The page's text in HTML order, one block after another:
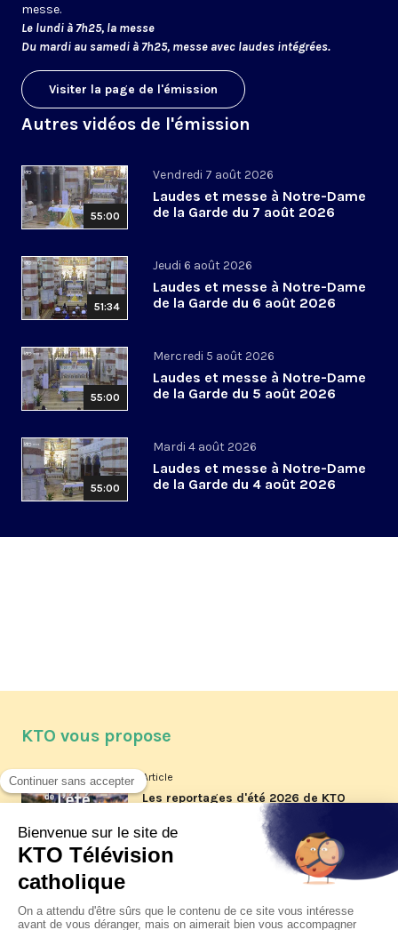
messe.
Le lundi à 7h25, la messe
Du mardi au samedi à 7h25, messe avec laudes intégrées.
Visiter la page de l'émission
Autres vidéos de l'émission
55:00
Vendredi 7 août 2026
Laudes et messe à Notre-Dame
de la Garde du 7 août 2026
51:34
Jeudi 6 août 2026
Laudes et messe à Notre-Dame
de la Garde du 6 août 2026
55:00
Mercredi 5 août 2026
Laudes et messe à Notre-Dame
de la Garde du 5 août 2026
55:00
Mardi 4 août 2026
Laudes et messe à Notre-Dame
de la Garde du 4 août 2026
KTO vous propose
Article
Les reportages d'été 2026 de KTO
Article
La visite pastorale du pape Léon
jeudi 6 août